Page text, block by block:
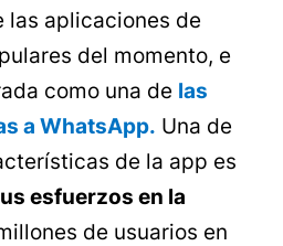
las aplicaciones de
del momento, e
como una de las
a WhatsApp. Una de
de la app es
esfuerzos en la
de usuarios en